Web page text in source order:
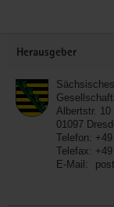
Herausgeber
Albertstr. 10
01097
Telefon:
Telefax:
E-Mail: